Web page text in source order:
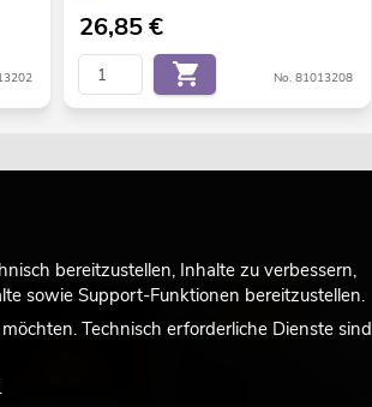
26,85€
No. 81013208
bereitzustellen, Inhalte zu verbessern,
sowie Support-Funktionen bereitzustellen.
Technisch erforderliche Dienste sind
.